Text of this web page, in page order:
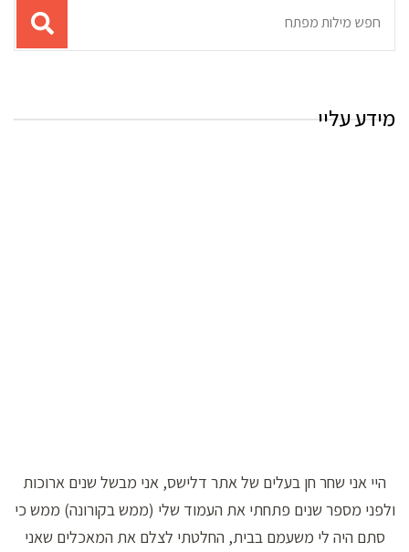
מידע עליי
היי אני שחר חן בעלים של אתר דלישס, אני מבשל שנים ארוכות
ולפני מספר שנים פתחתי את העמוד שלי (ממש בקורונה) ממש כי
סתם היה לי משעמם בבית, החלטתי לצלם את המאכלים שאני